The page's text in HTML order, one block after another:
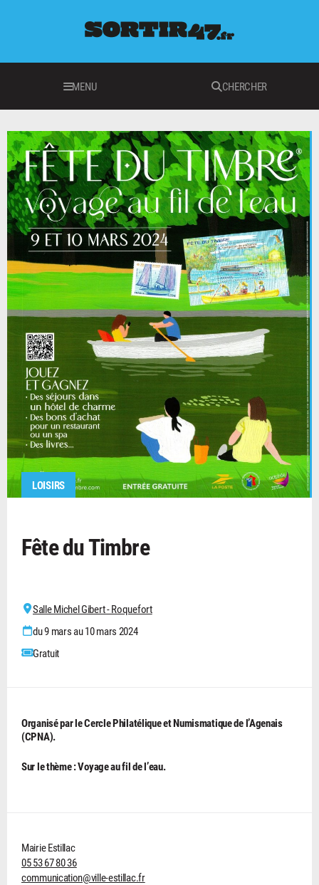
MENU CHERCHER
LOISIRS
Fête du Timbre
Salle Michel Gibert - Roquefort
du 9 mars au 10 mars 2024
Gratuit
Organisé par le Cercle Philatélique et Numismatique de l’Agenais
(CPNA).
Sur le thème : Voyage au fil de l’eau.
Mairie Estillac
05 53 67 80 36
communication@ville-estillac.fr